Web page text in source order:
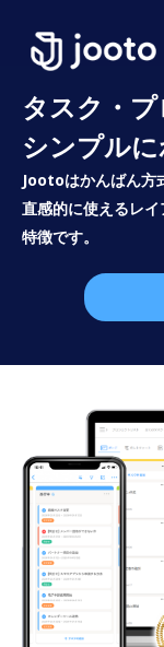
タスク・
シンプル
Jootoはかんばん方
直感的に使えるレ
特徴です。